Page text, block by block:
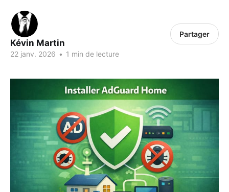
Kévin Martin
22 janv. 2026 • 1 min de lecture
Partager